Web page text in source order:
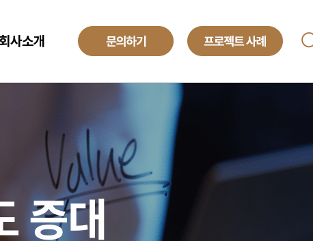
Global Development Center
컨텍센터 BPO
Payroll BPO
사소개
증대